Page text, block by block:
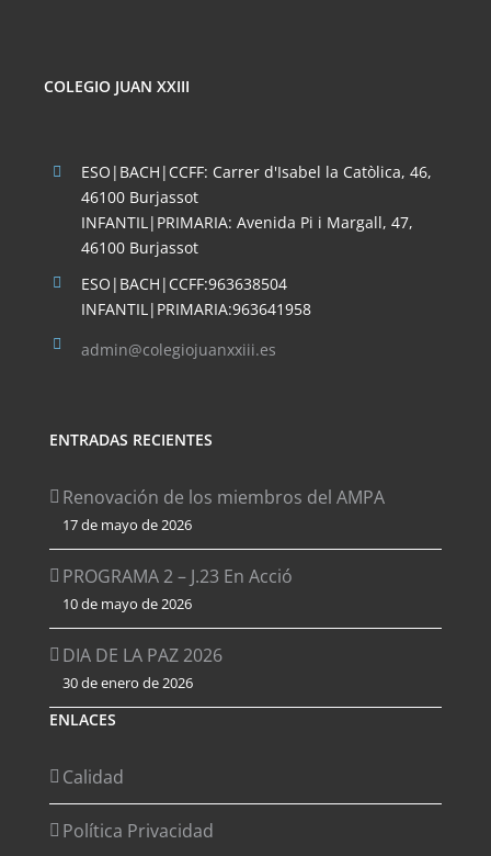
COLEGIO JUAN XXIII
ESO|BACH|CCFF: Carrer d'Isabel la Catòlica, 46,
46100 Burjassot
INFANTIL|PRIMARIA: Avenida Pi i Margall, 47,
46100 Burjassot
ESO|BACH|CCFF:963638504
INFANTIL|PRIMARIA:963641958
admin@colegiojuanxxiii.es
ENTRADAS RECIENTES
Renovación de los miembros del AMPA
17 de mayo de 2026
PROGRAMA 2 – J.23 En Acció
10 de mayo de 2026
DIA DE LA PAZ 2026
30 de enero de 2026
ENLACES
Calidad
Política Privacidad